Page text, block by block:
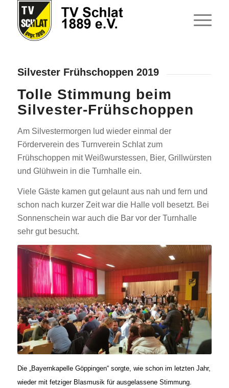
Silvester Frühschoppen 2019
Tolle Stimmung beim
Silvester-Frühschoppen
Am Silvestermorgen lud wieder einmal der
Förderverein des Turnverein Schlat zum
Frühschoppen mit Weißwurstessen, Bier, Grillwürsten
und Glühwein in die Turnhalle ein.
Viele Gäste kamen gut gelaunt aus nah und fern und
schon nach kurzer Zeit war die Halle voll besetzt. Bei
Sonnenschein war auch die Bar vor der Turnhalle
sehr gut besucht.
Die „Bayernkapelle Göppingen“ sorgte, wie schon im letzten Jahr,
wieder mit fetziger Blasmusik für ausgelassene Stimmung.